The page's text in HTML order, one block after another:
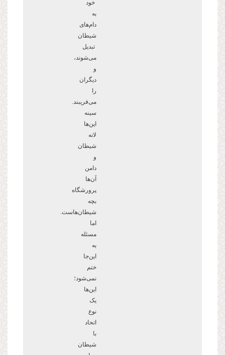
خود
به
دامهای
شیطان
تبدیل
می‌شوند،
و
دیگران
را
می‌فریبند.
سینه
اینها
لانه
شیطان
و
دامن
آنها
پرورشگاه
بچه
شیطانهاست.
اما
مسئله
به
اینجا
ختم
نمیشود؛
اینها
یک
نوع
اتحاد
با
شیطان